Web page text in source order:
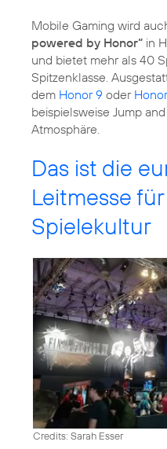
Mobile Gaming wird
powered by Honor“ in
und bietet mehr als 40
Spitzenklasse.
dem Honor 9 oder
beispielsweise Jump
Atmosphäre.
Das ist die
Leitmesse
Spielekultur
Credits: Sarah Esser